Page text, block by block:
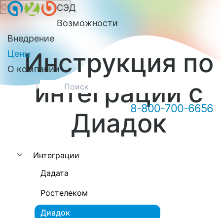
Обратный звонок
Онлайн-консультация А2Б
Здравствуйте! Мы можем вам
СЭД
Возможности
Внедрение
Цены
О компании
8-800-700-6656
Инструкция по
интеграции с
Диадок
Интеграции
Дадата
Ростелеком
Диадок